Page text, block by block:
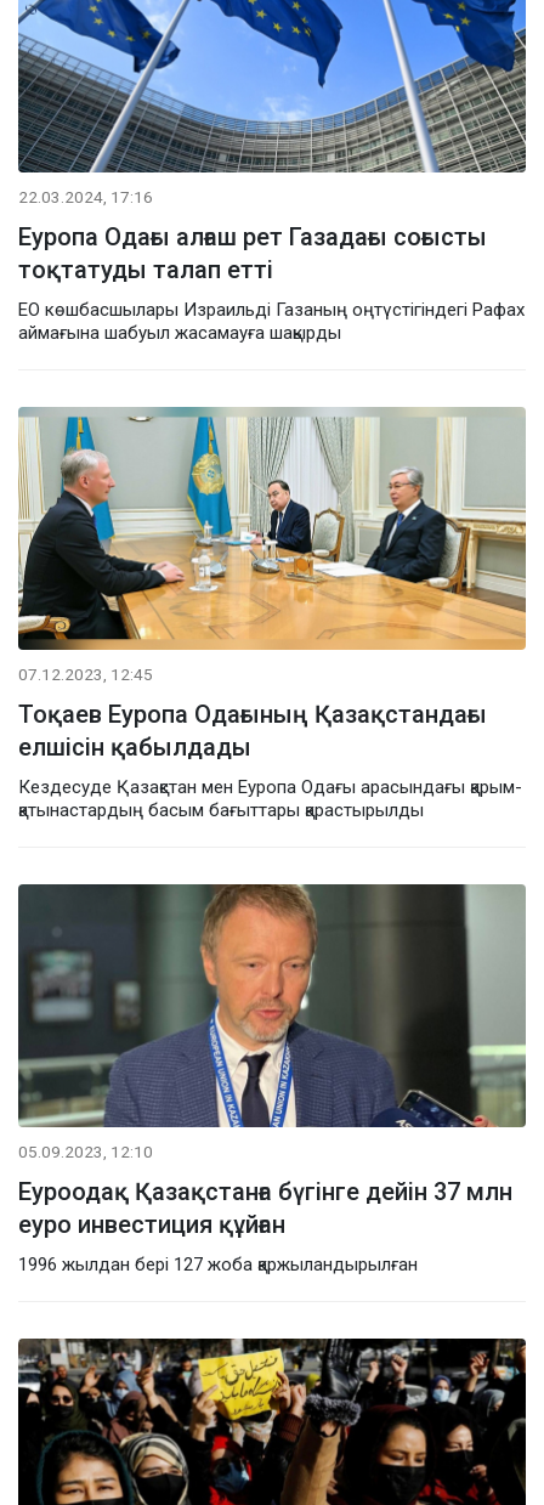
22.03.2024, 17:16
Еуропа Одағы алғаш рет Газадағы соғысты
тоқтатуды талап етті
ЕО көшбасшылары Израильді Газаның оңтүстігіндегі Рафах
аймағына шабуыл жасамауға шақырды
07.12.2023, 12:45
Тоқаев Еуропа Одағының Қазақстандағы
елшісін қабылдады
Кездесуде Қазақстан мен Еуропа Одағы арасындағы қарым-
қатынастардың басым бағыттары қарастырылды
05.09.2023, 12:10
Еуроодақ Қазақстанға бүгінге дейін 37 млн
еуро инвестиция құйған
1996 жылдан бері 127 жоба қаржыландырылған